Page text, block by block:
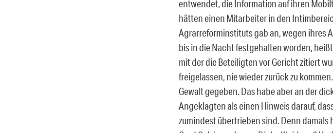
entwendet, die Information auf ihren
hätten einen Mitarbeiter in den
Agrarreforminstituts gab an, wegen ihres
bis in die Nacht festgehalten worden,
mit der die Beteiligten vor Gericht zitiert
freigelassen, nie wieder zurück zu
Gewalt gegeben. Das habe aber an der
Angeklagten als einen Hinweis darauf,
zumindest übertrieben sind. Denn